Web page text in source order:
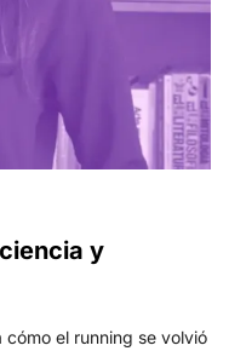
y
el running se volvió